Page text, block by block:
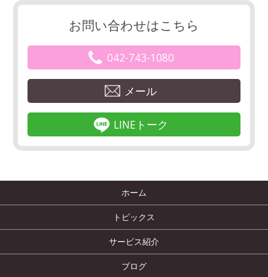
お問い合わせはこちら
042-743-1080
メール
LINEトーク
ホーム
トピックス
サービス紹介
ブログ